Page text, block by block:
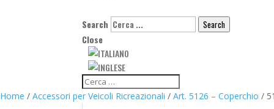
Search Search
Close
Home / Accessori per Veicoli Ricreazionali / Art. 5126 – Coperchio /